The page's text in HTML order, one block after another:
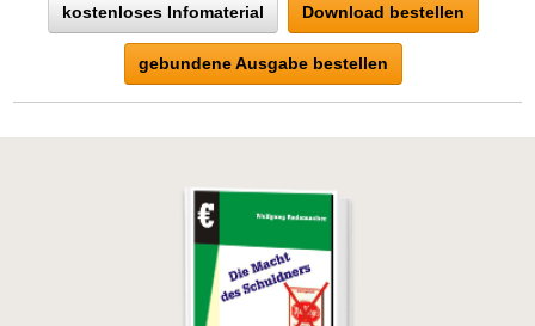
kostenloses Infomaterial Download bestellen
gebundene Ausgabe bestellen